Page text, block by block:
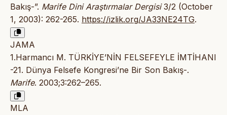
Bakış-”. Marife Dini Araştırmalar Dergisi3/2 (October
1, 2003): 262-265. https://izlik.org/JA33NE24TG.
JAMA
1.Harmancı M. TÜRKİYE’NİN FELSEFEYLE İMTİHANI
-21. Dünya Felsefe Kongresi’ne Bir Son Bakış-.
Marife. 2003;3:262–265.
MLA